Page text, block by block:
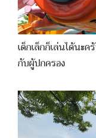
เด็กเล็กก็เล่นได้นะ
กับผู้ปกครอง